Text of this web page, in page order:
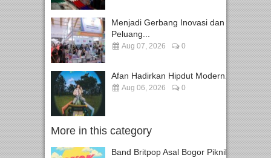
Menjadi Gerbang Inovasi dan
Peluang...
Aug 07, 2026 0
Afan Hadirkan Hipdut Modern...
Aug 06, 2026 0
More in this category
Band Britpop Asal Bogor Piknik